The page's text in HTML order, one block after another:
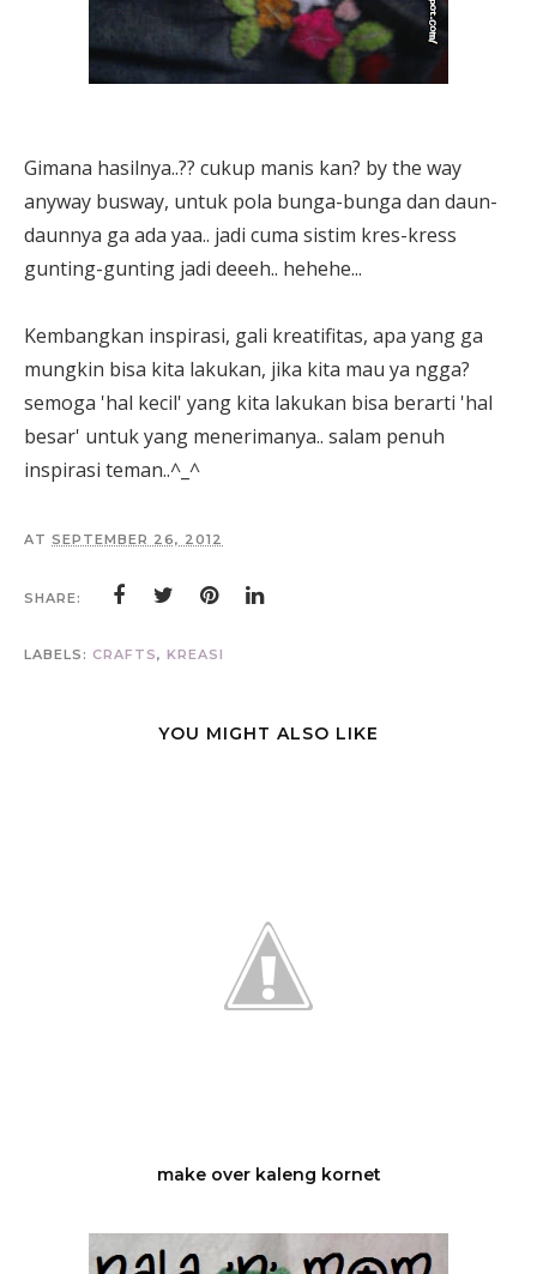
Gimana hasilnya..?? cukup manis kan? by the way
anyway busway, untuk pola bunga-bunga dan daun-
daunnya ga ada yaa.. jadi cuma sistim kres-kress
gunting-gunting jadi deeeh.. hehehe...
Kembangkan inspirasi, gali kreatifitas, apa yang ga
mungkin bisa kita lakukan, jika kita mau ya ngga?
semoga 'hal kecil' yang kita lakukan bisa berarti 'hal
besar' untuk yang menerimanya.. salam penuh
inspirasi teman..^_^
AT SEPTEMBER 26, 2012
SHARE:
LABELS: CRAFTS, KREASI
YOU MIGHT ALSO LIKE
make over kaleng kornet